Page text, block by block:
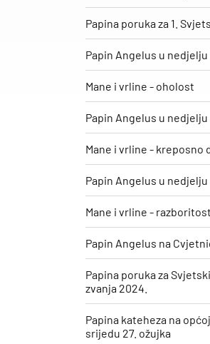
Papina poruka za 1.
Papin Angelus u nedjelju
Mane i vrline - oholost
Papin Angelus u nedjelju
Mane i vrline - kreposno
Papin Angelus u nedjelju
Mane i vrline - razboritost
Papin Angelus na
Papina poruka za
zvanja 2024.
Papina kateheza na
srijedu 27. ožujka